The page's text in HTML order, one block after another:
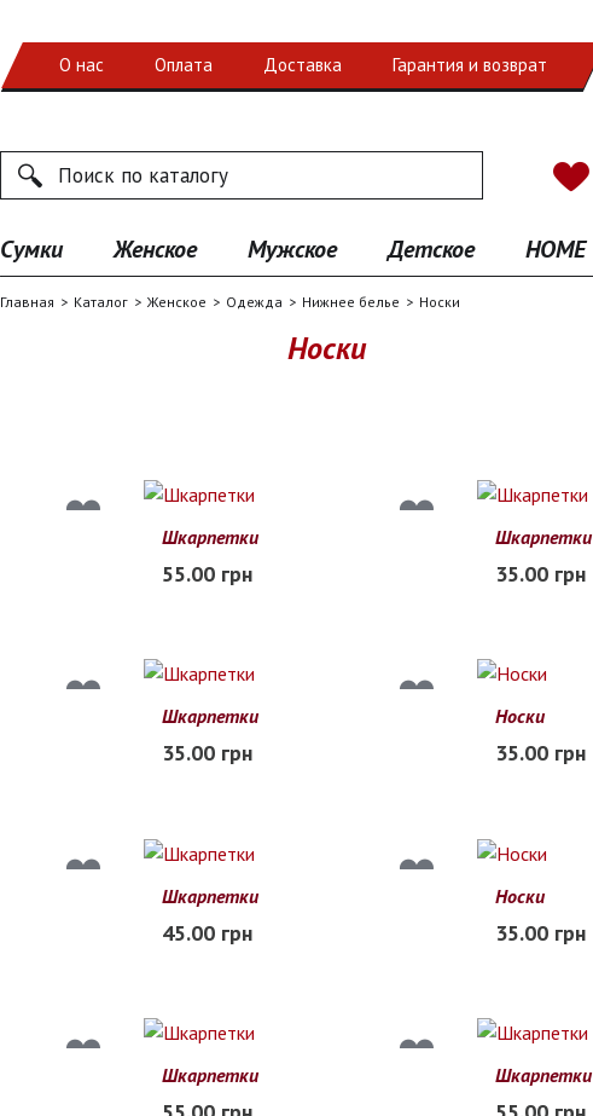
О нас Оплата Доставка Гарантия и возврат
Поиск по каталогу
Поиск
Сумки Женское Мужское Детское HOME
Главная Каталог Женское Одежда Нижнее белье Носки
Носки
Шкарпетки
55.00 грн
В наличии
Шкарпетки
35.00 грн
В наличии
Шкарпетки
35.00 грн
В наличии
Носки
35.00 грн
В наличии
Шкарпетки
45.00 грн
В наличии
Носки
35.00 грн
В наличии
Шкарпетки Шкарпетки